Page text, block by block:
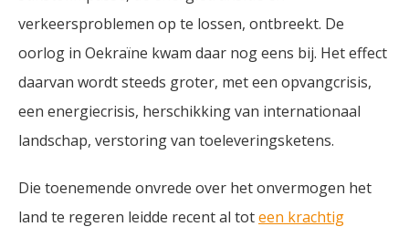
verkeersproblemen op te lossen, ontbreekt. De
oorlog in Oekraïne kwam daar nog eens bij. Het effect
daarvan wordt steeds groter, met een opvangcrisis,
een energiecrisis, herschikking van internationaal
landschap, verstoring van toeleveringsketens.
Die toenemende onvrede over het onvermogen het
land te regeren leidde recent al toteen krachtig